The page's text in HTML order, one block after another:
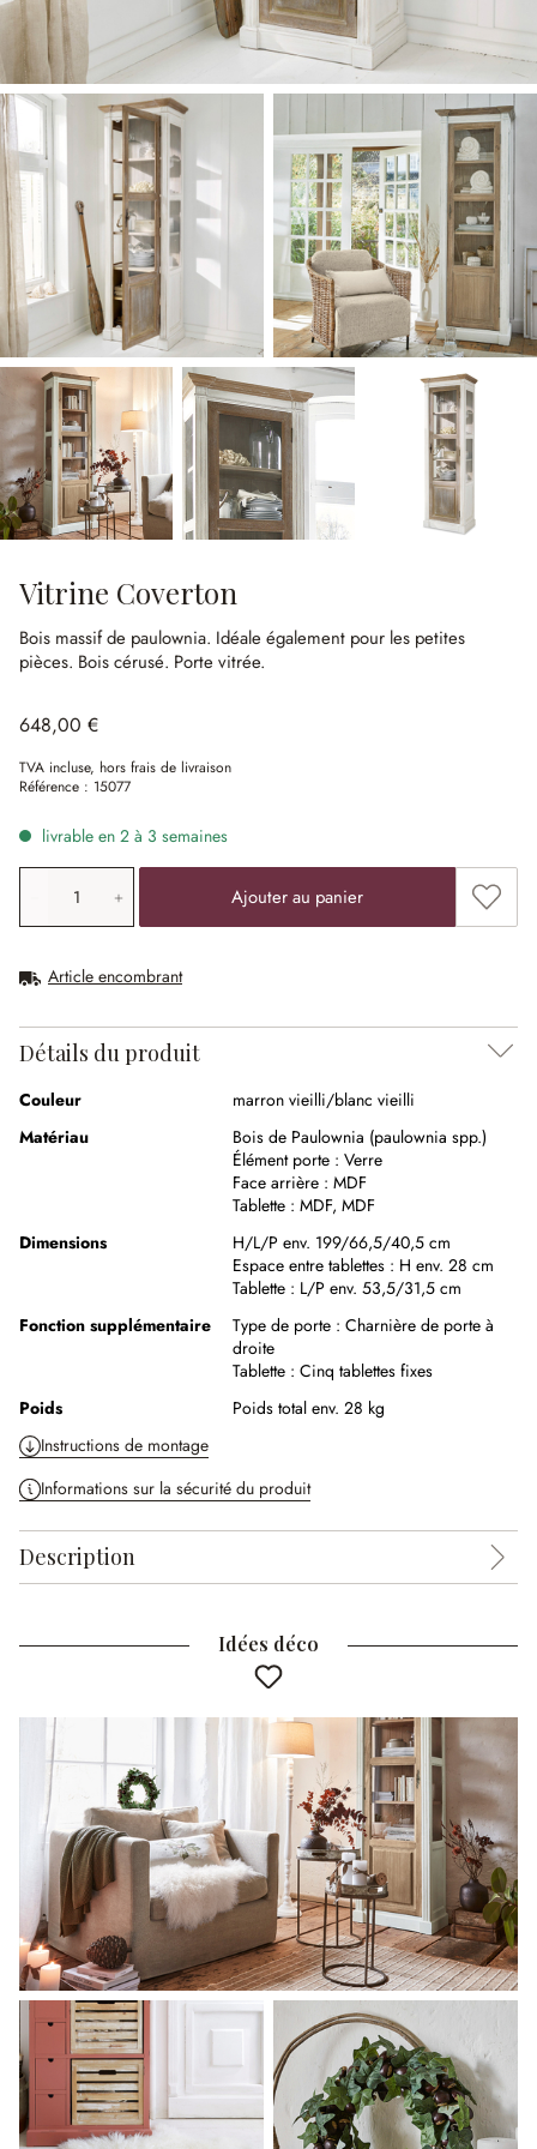
Vitrine Coverton
Bois massif de paulownia. Idéale également pour les petites
pièces. Bois cérusé. Porte vitrée.
648,00 €
TVA incluse, hors frais de livraison
Référence : 15077
livrable en 2 à 3 semaines
Quantité de produit: saisissez la valeur souhaitée ou
Ajouter au panier
Article encombrant
Détails du produit
Couleur
marron vieilli/blanc vieilli
Matériau
Bois de Paulownia (paulownia spp.)
Élément porte : Verre
Face arrière : MDF
Tablette : MDF, MDF
Dimensions
H/L/P env. 199/66,5/40,5 cm
Espace entre tablettes : H env. 28 cm
Tablette : L/P env. 53,5/31,5 cm
Fonction supplémentaire
Type de porte : Charnière de porte à
droite
Tablette : Cinq tablettes fixes
Poids
Poids total env. 28 kg
Instructions de montage
Informations sur la sécurité du produit
Description
Idées déco